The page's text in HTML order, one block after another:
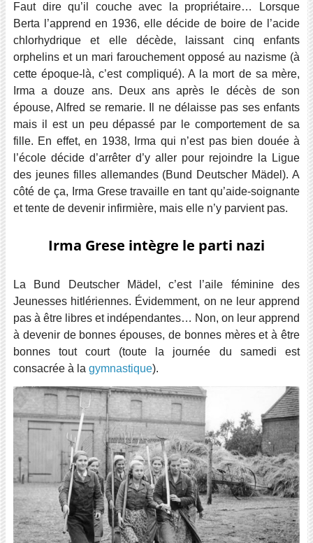
Faut dire qu’il couche avec la propriétaire… Lorsque
Berta l’apprend en 1936, elle décide de boire de l’acide
chlorhydrique et elle décède, laissant cinq enfants
orphelins et un mari farouchement opposé au nazisme (à
cette époque-là, c’est compliqué). A la mort de sa mère,
Irma a douze ans. Deux ans après le décès de son
épouse, Alfred se remarie. Il ne délaisse pas ses enfants
mais il est un peu dépassé par le comportement de sa
fille. En effet, en 1938, Irma qui n’est pas bien douée à
l’école décide d’arrêter d’y aller pour rejoindre la Ligue
des jeunes filles allemandes (Bund Deutscher Mädel). A
côté de ça, Irma Grese travaille en tant qu’aide-soignante
et tente de devenir infirmière, mais elle n’y parvient pas.
Irma Grese intègre le parti nazi
La Bund Deutscher Mädel, c’est l’aile féminine des
Jeunesses hitlériennes. Évidemment, on ne leur apprend
pas à être libres et indépendantes… Non, on leur apprend
à devenir de bonnes épouses, de bonnes mères et à être
bonnes tout court (toute la journée du samedi est
consacrée à la gymnastique).